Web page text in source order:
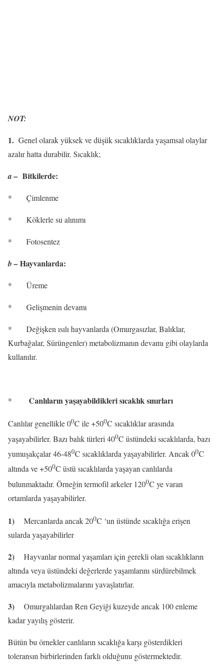
NOT:
1. Genel olarak yüksek ve düşük sıcaklıklarda yaşamsal olaylar
azalır hatta durabilir. Sıcaklık;
a – Bitkilerde:
* Çimlenme
* Köklerle su alınımı
* Fotosentez
b –Hayvanlarda:
* Üreme
* Gelişmenin devamı
*
Değişken ısılı hayvanlarda (Omurgasızlar, Balıklar,
Kurbağalar, Sürüngenler) metabolizmanın devamı gibi olaylarda
kullanılır.
* Canlıların yaşayabildikleri sıcaklık sınırları
Canlılar genellikle 00C ile +500C sıcaklıklar arasında
yaşayabilirler. Bazı balık türleri 400C üstündeki sıcaklılarda, bazı
yumuşakçalar 46-480C sıcaklıklarda yaşayabilirler. Ancak 00C
altında ve +500C üstü sıcaklılarda yaşayan canlılarda
bulunmaktadır. Örneğin termofil arkeler 1200C ye varan
ortamlarda yaşayabilirler.
1) Mercanlarda ancak 200C ‘un üstünde sıcaklığa erişen
sularda yaşayabilirler
2)
Hayvanlar normal yaşamları için gerekli olan sıcaklıkların
altında veya üstündeki değerlerde yaşamlarını sürdürebilmek
amacıyla metabolizmalarını yavaşlatırlar.
3)
Omurgalılardan Ren Geyiği kuzeyde ancak 100 enleme
kadar yayılış gösterir.
Bütün bu örnekler canlıların sıcaklığa karşı gösterdikleri
toleransın birbirlerinden farklı olduğunu göstermektedir.